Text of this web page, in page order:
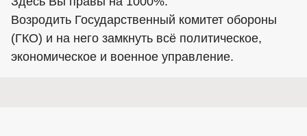
Возродить Государственный комитет обороны
(ГКО) и на него замкнуть всё политическое,
экономическое и военное управление.